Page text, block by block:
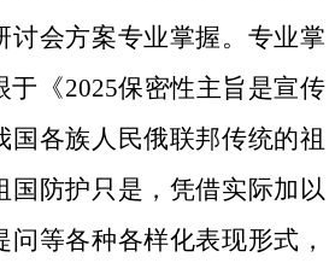
讨会方案专业掌握。专业掌
于《2025保密性主旨是宣传
国各族人民俄联邦传统的祖
国防护只是，凭借实际加以
等各种各样化表现形式，